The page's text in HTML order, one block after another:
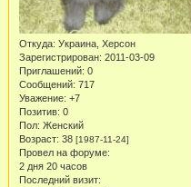
Откуда: Украина, Херсон
Зарегистрирован: 2011-03-09
Приглашений: 0
Сообщений: 717
Уважение: +7
Позитив: 0
Пол: Женский
Возраст: 38 [1987-11-24]
Провел на форуме:
2 дня 20 часов
Последний визит: